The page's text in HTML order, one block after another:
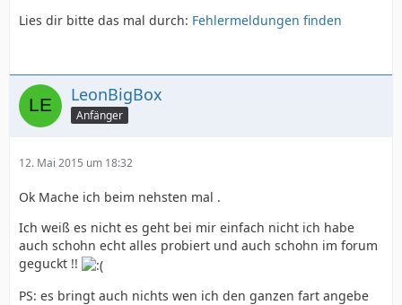
Lies dir bitte das mal durch: Fehlermeldungen finden
LeonBigBox
Anfänger
12. Mai 2015 um 18:32
Ok Mache ich beim nehsten mal .
Ich weiß es nicht es geht bei mir einfach nicht ich habe
auch schohn echt alles probiert und auch schohn im forum
geguckt !!
PS: es bringt auch nichts wen ich den ganzen fart angebe